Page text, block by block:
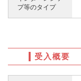
プ等のタイプ
受入概要